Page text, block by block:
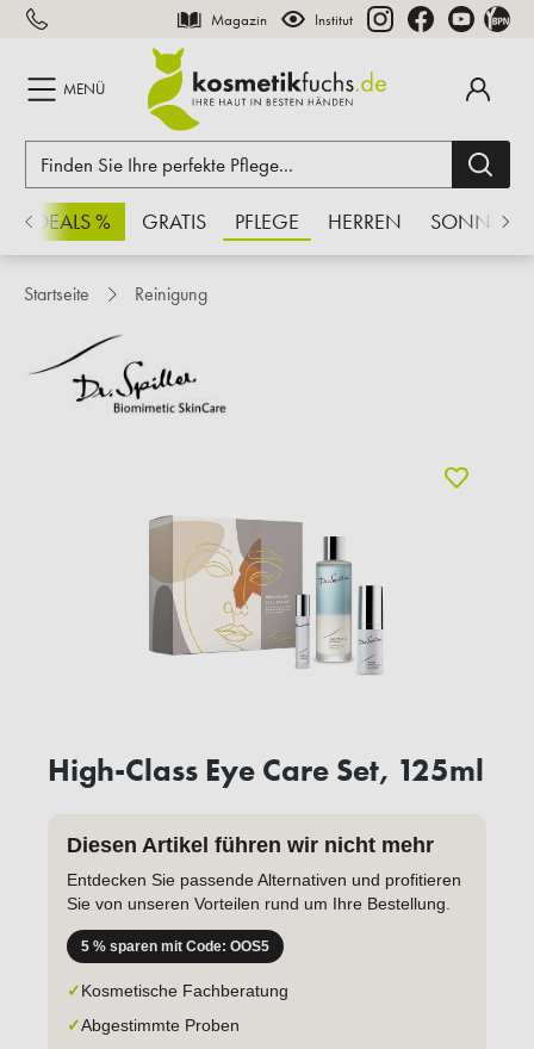
springen Magazin Institut
MENÜ
% GRATIS PFLEGE HERREN SONNE
Startseite Reinigung
High-Class Eye Care Set, 125ml
Diesen Artikel führen wir nicht mehr
Entdecken Sie passende Alternativen und profitieren
Sie von unseren Vorteilen rund um Ihre Bestellung.
5 % sparen mit Code: OOS5
✓Kosmetische Fachberatung
✓Abgestimmte Proben